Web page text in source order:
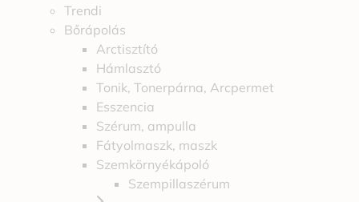
Trendi
Bőrápolás
Arctisztító
Hámlasztó
Tonik, Tonerpárna, Arcpermet
Esszencia
Szérum, ampulla
Fátyolmaszk, maszk
Szemkörnyékápoló
Szempillaszérum